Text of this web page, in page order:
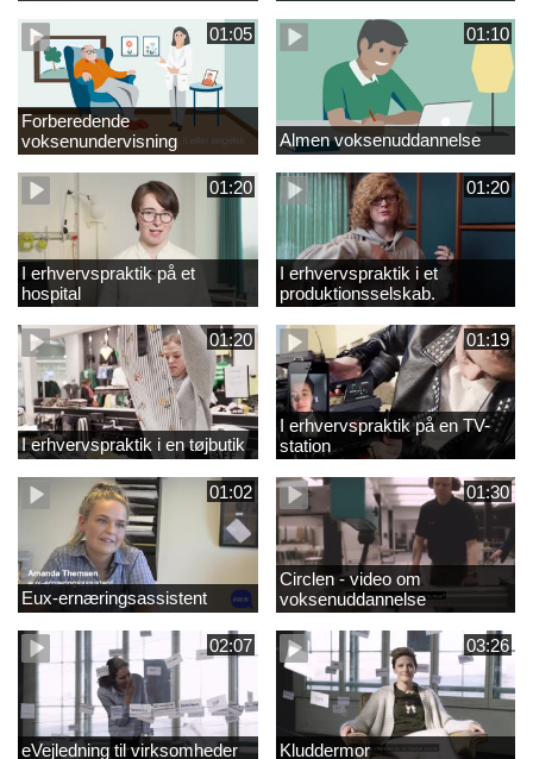
01:05
Forberedende
voksenundervisning
01:10
Almen voksenuddannelse
01:20
I erhvervspraktik på et
hospital
01:20
I erhvervspraktik i et
produktionsselskab.
01:20
I erhvervspraktik i en tøjbutik
01:19
I erhvervspraktik på en TV-
station
01:02
Eux-ernæringsassistent
01:30
Circlen - video om
voksenuddannelse
02:07
eVejledning til virksomheder
03:26
Kluddermor